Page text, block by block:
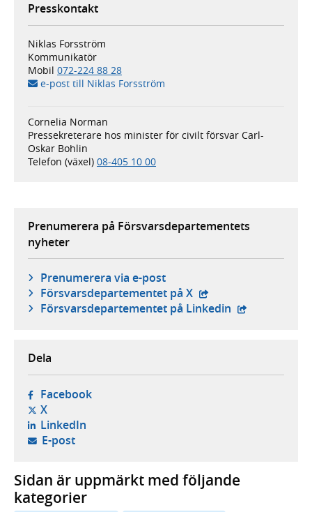
Presskontakt
Niklas Forsström
Kommunikatör
Mobil 072-224 88 28
e-post till Niklas Forsström
Cornelia Norman
Pressekreterare hos minister för civilt försvar Carl-
Oskar Bohlin
Telefon (växel) 08-405 10 00
Prenumerera på Försvarsdepartementets
nyheter
Prenumerera via e-post
Försvars­departementet på X - extern webbplats,
Försvars­departementet på Linkedin - extern
Dela
Facebook- öppnas i ny flik, extern webbplats,
X- öppnas i ny flik, extern webbplats,
LinkedIn- öppnas i ny flik, extern webbplats,
E-post- öppnar din e-postklient,
Sidan är uppmärkt med följande
kategorier